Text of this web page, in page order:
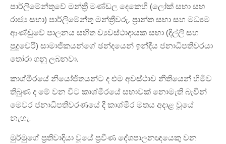
පාර්ලිමේන්තුවේ මන්ත්‍රී මණ්ඩල දෙකෙහි (ලෝක් සභා සහ
රාජ්‍ය සභා) පාර්ලිමේන්තු මන්ත්‍රීවරු, ප්‍රාන්ත සභා සහ මධ්‍යම
ආණ්ඩුවේ පාලනය සහිත ව්‍යවස්ථාදායක සභා (දිල්ලි සහ
පුදුචෙරි) සාමාජිකයන්ගේ ඡන්දයෙන් ඉන්දීය ජනාධිපතිවරයා
තෝරා ගනු ලබනවා.
කාශ්මීරයේ නියෝජිතයන්ට ද එම අවස්ථාව නීතියෙන් හිමිව
තිබුණ ද මේ වන විට කාශ්මීරයේ සභාවක් නොමැති බැවින්
මෙවර ජනාධිපතිවරණයේ දී කාශ්මීර මතය අදාළ වූයේ
නැහැ.
මුර්මුගේ ප්‍රතිවාදියා වූයේ ප්‍රවීණ දේශපාලනඥයෙකු වන